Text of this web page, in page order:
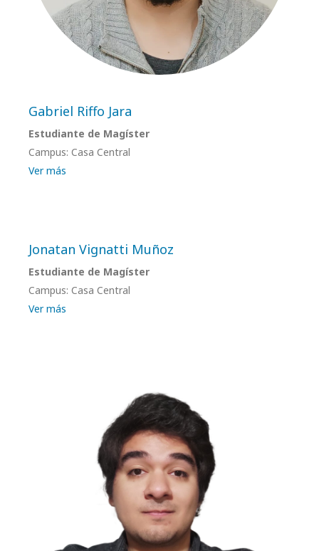
Gabriel Riffo Jara
Estudiante de Magíster
Campus: Casa Central
Ver más
Jonatan Vignatti Muñoz
Estudiante de Magíster
Campus: Casa Central
Ver más